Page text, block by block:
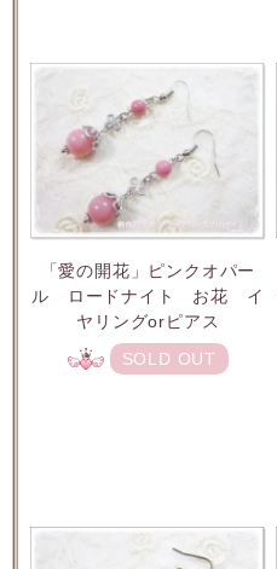
「愛の開花」ピンクオパー
ル ロードナイト お花 イ
ヤリングorピアス
SOLD OUT